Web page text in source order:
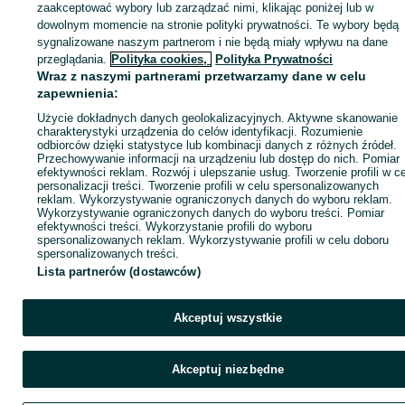
Zaloguj się / Załóż konto
zaakceptować wybory lub zarządzać nimi, klikając poniżej lub w
dowolnym momencie na stronie polityki prywatności. Te wybory będą
sygnalizowane naszym partnerom i nie będą miały wpływu na dane
przeglądania. Polityka cookies, Polityka Prywatności
Wraz z naszymi partnerami przetwarzamy dane w celu
zapewnienia:
Użycie dokładnych danych geolokalizacyjnych. Aktywne skanowanie
charakterystyki urządzenia do celów identyfikacji. Rozumienie
odbiorców dzięki statystyce lub kombinacji danych z różnych źródeł.
Przechowywanie informacji na urządzeniu lub dostęp do nich. Pomiar
efektywności reklam. Rozwój i ulepszanie usług. Tworzenie profili w
personalizacji treści. Tworzenie profili w celu spersonalizowanych
reklam. Wykorzystywanie ograniczonych danych do wyboru reklam.
Wykorzystywanie ograniczonych danych do wyboru treści. Pomiar
efektywności treści. Wykorzystanie profili do wyboru
spersonalizowanych reklam. Wykorzystywanie profili w celu doboru
spersonalizowanych treści.
Lista partnerów (dostawców)
Akceptuj wszystkie
Akceptuj niezbędne